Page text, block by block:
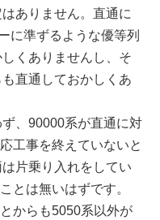
ありません。直通に
に準ずるような優等列
くありませんし、そ
直通しておかしくあ
、90000系が直通に対
工事を終えていないと
片乗り入れをしてい
とは無いはずです。
からも5050系以外が